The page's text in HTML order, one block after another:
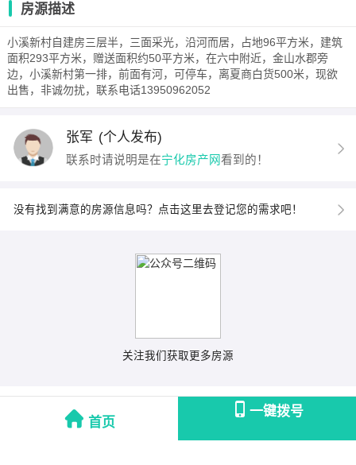
首页
一键拨号
房源描述
小溪新村自建房三层半，三面采光，沿河而居，占地96平方米，建筑
面积293平方米，赠送面积约50平方米，在六中附近，金山水郡旁
边，小溪新村第一排，前面有河，可停车，离夏商白货500米，现欲
出售，非诚勿扰，联系电话13950962052
张军 (个人发布)
联系时请说明是在宁化房产网看到的！
没有找到满意的房源信息吗？点击这里去登记您的需求吧！
关注我们获取更多房源